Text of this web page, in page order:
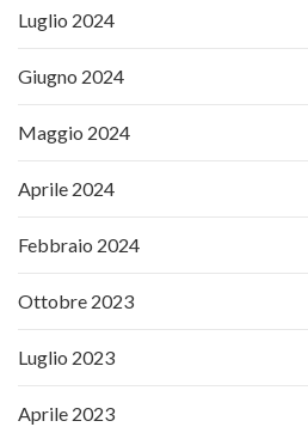
Luglio 2024
Giugno 2024
Maggio 2024
Aprile 2024
Febbraio 2024
Ottobre 2023
Luglio 2023
Aprile 2023